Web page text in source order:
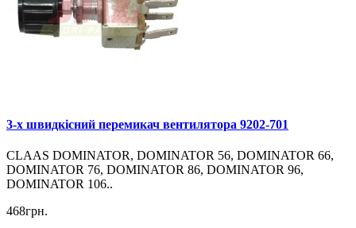
3-х швидкісний перемикач вентилятора 9202-701
CLAAS DOMINATOR, DOMINATOR 56, DOMINATOR 66,
DOMINATOR 76, DOMINATOR 86, DOMINATOR 96,
DOMINATOR 106..
468грн.